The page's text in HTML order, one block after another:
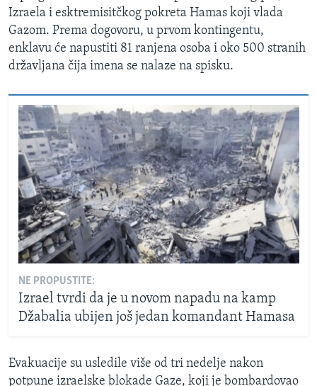
Izraela i esktremisitčkog pokreta Hamas koji vlada
Gazom. Prema dogovoru, u prvom kontingentu,
enklavu će napustiti 81 ranjena osoba i oko 500 stranih
državljana čija imena se nalaze na spisku.
NE PROPUSTITE:
Izrael tvrdi da je u novom napadu na kamp
Džabalia ubijen još jedan komandant Hamasa
Evakuacije su usledile više od tri nedelje nakon
potpune izraelske blokade Gaze, koji je bombardovao